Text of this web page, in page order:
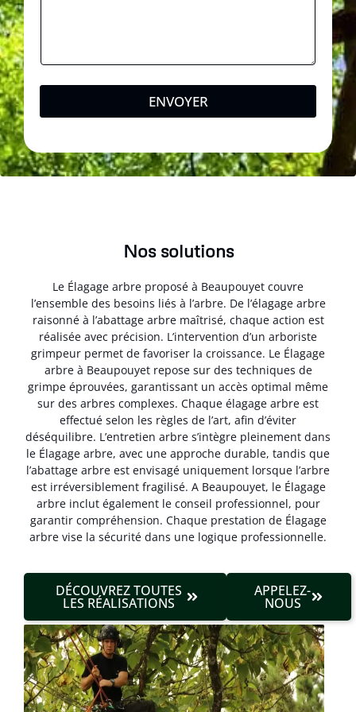
ENVOYER
Nos solutions
Le Élagage arbre proposé à Beaupouyet couvre
l’ensemble des besoins liés à l’arbre. De l’élagage arbre
raisonné à l’abattage arbre maîtrisé, chaque action est
réalisée avec précision. L’intervention d’un arboriste
grimpeur permet de favoriser la croissance. Le Élagage
arbre à Beaupouyet repose sur des techniques de
grimpe éprouvées, garantissant un accès optimal même
sur des arbres complexes. Chaque élagage arbre est
effectué selon les règles de l’art, afin d’éviter
déséquilibre. L’entretien arbre s’intègre pleinement dans
le Élagage arbre, avec une approche durable, tandis que
l’abattage arbre est envisagé uniquement lorsque l’arbre
est irréversible­ment fragilisé. A Beaupouyet, le Élagage
arbre inclut également le conseil professionnel, pour
garantir compréhension. Chaque prestation de Élagage
arbre vise la sécurité dans une logique professionnelle.
DÉCOUVREZ TOUTES
LES RÉALISATIONS
APPELEZ-
NOUS